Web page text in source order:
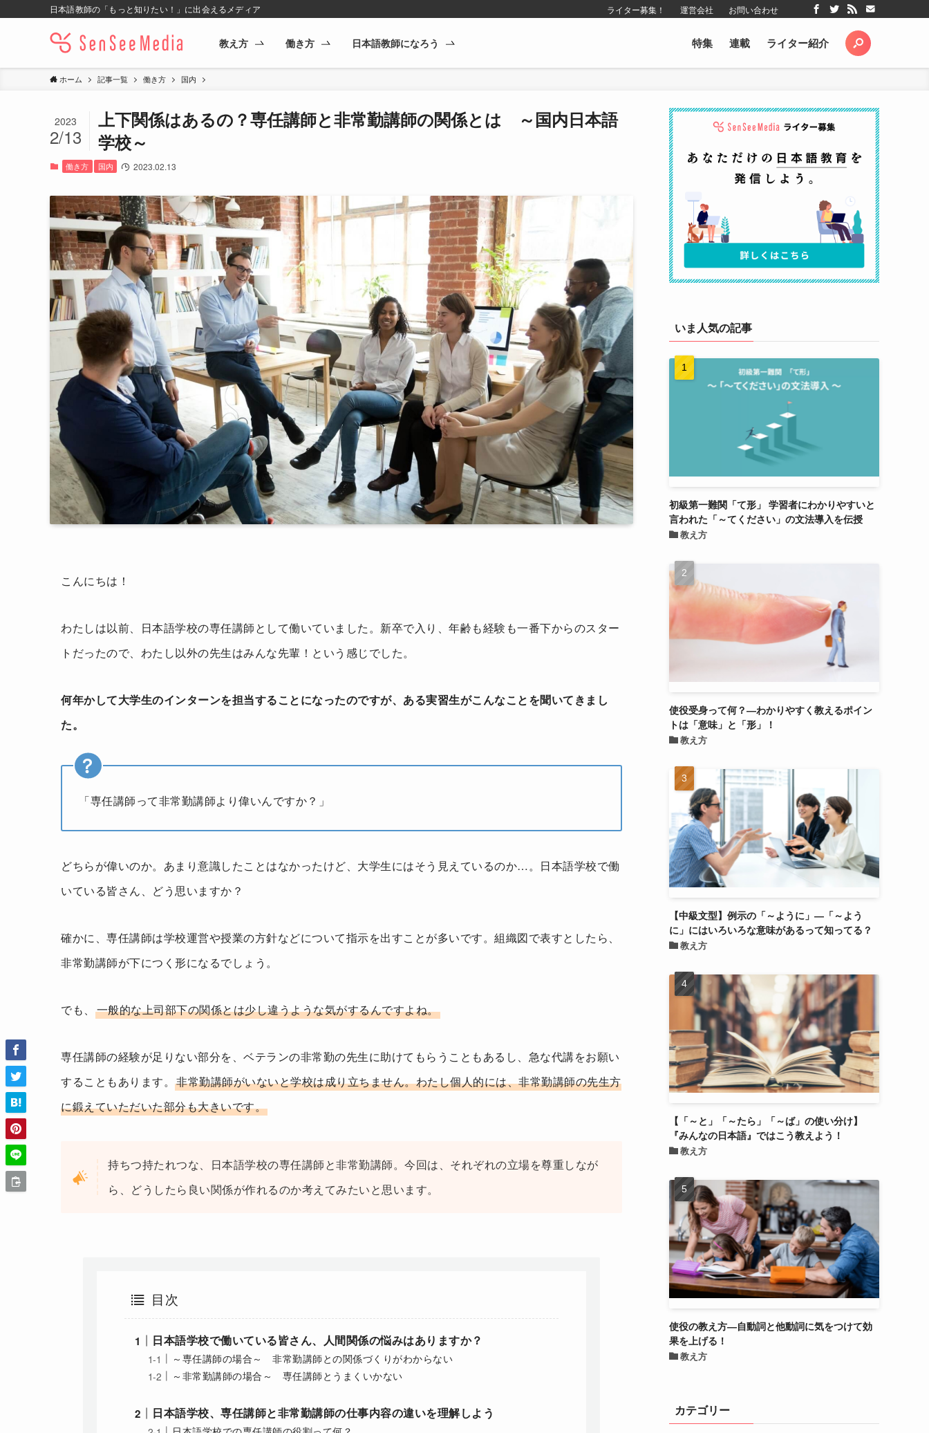
日本語教師の「もっと知りたい！」に出会えるメディア ライター募集！ 運営会社 お問い合わせ
教え方 働き方 日本語教師になろう 特集 連載 ライター紹介
ホーム 記事一覧 働き方 国内
上下関係はあるの？専任講師と非常勤講師の関係とは ～国内日本語
学校～
2023
2/13
働き方 国内 2023.02.13
こんにちは！
わたしは以前、日本語学校の専任講師として働いていました。新卒で入り、年齢も経験も一番下からのスター
トだったので、わたし以外の先生はみんな先輩！という感じでした。
何年かして大学生のインターンを担当することになったのですが、ある実習生がこんなことを聞いてきまし
た。
「専任講師って非常勤講師より偉いんですか？」
どちらが偉いのか。あまり意識したことはなかったけど、大学生にはそう見えているのか…。日本語学校で働
いている皆さん、どう思いますか？
確かに、専任講師は学校運営や授業の方針などについて指示を出すことが多いです。組織図で表すとしたら、
非常勤講師が下につく形になるでしょう。
でも、 一般的な上司部下の関係とは少し違うような気がするんですよね。
専任講師の経験が足りない部分を、ベテランの非常勤の先生に助けてもらうこともあるし、急な代講をお願い
することもあります。 非常勤講師がいないと学校は成り立ちません。わたし個人的には、非常勤講師の先生方
に鍛えていただいた部分も大きいです。
持ちつ持たれつな、日本語学校の専任講師と非常勤講師。今回は、それぞれの立場を尊重しなが
ら、どうしたら良い関係が作れるのか考えてみたいと思います。
目次
日本語学校で働いている皆さん、人間関係の悩みはありますか？
～専任講師の場合～ 非常勤講師との関係づくりがわからない
～非常勤講師の場合～ 専任講師とうまくいかない
日本語学校、専任講師と非常勤講師の仕事内容の違いを理解しよう
いま人気の記事
初級第一難関「て形」 学習者にわかりやすいと
言われた「～てください」の文法導入を伝授
教え方
使役受身って何？―わかりやすく教えるポイン
トは「意味」と「形」！
教え方
【中級文型】例示の「～ように」―「～よう
に」にはいろいろな意味があるって知ってる？
教え方
【「～と」「～たら」「～ば」の使い分け】
『みんなの日本語』ではこう教えよう！
教え方
使役の教え方―自動詞と他動詞に気をつけて効
果を上げる！
教え方
カテゴリー